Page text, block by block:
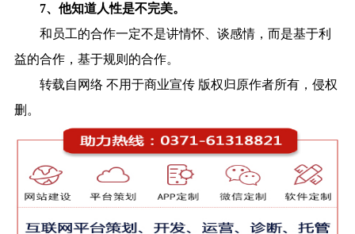
7、他知道人性是不完美。
和员工的合作一定不是讲情怀、谈感情，而是基于利
益的合作，基于规则的合作。
转载自网络 不用于商业宣传 版权归原作者所有，侵权
删。